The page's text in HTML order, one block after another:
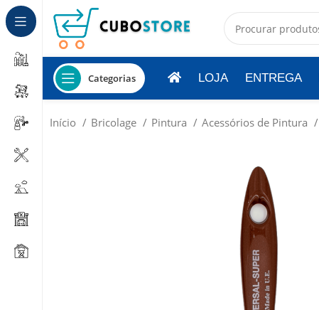
Categorias LOJA ENTREGA
Início Bricolage Pintura Acessórios de Pintura